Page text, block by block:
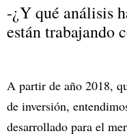
-¿Y qué análisis
están trabajando
A partir de año 2018,
de inversión,
desarrollado para el